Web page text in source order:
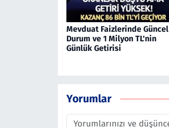
Mevduat Faizlerinde Güncel
Durum ve 1 Milyon TL'nin
Günlük Getirisi
Yorumlar